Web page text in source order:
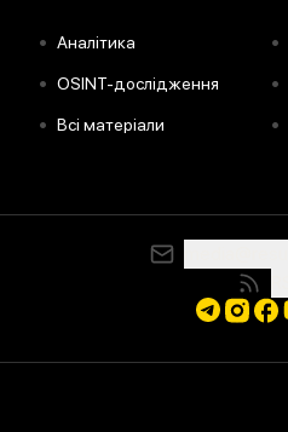
• Аналітика •
• OSINT-дослідження •
• Всі матеріали •